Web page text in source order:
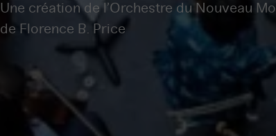
Une création de l’Orchestre du Nouveau
de Florence B. Price